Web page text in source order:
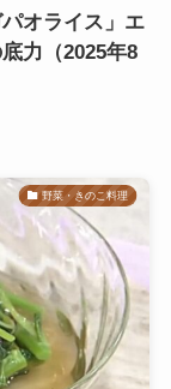
オライス」エ
力（2025年8
野菜・きのこ料理